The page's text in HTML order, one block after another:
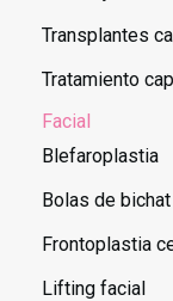
Transplantes
Tratamiento
Facial
Blefaroplastia
Bolas de bichat
Frontoplastia
Lifting facial